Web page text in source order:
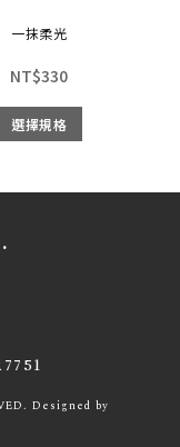
一抹柔光
NT$330
選擇規格
Designed by